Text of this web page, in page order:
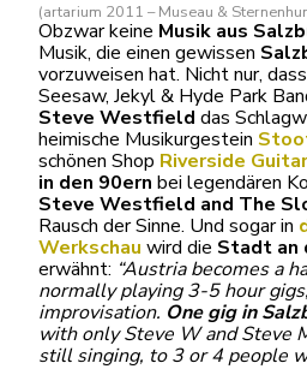
(artarium 2011 – Museau &
Obzwar keine Musik aus
Musik, die einen gewissen
vorzuweisen hat. Nicht nur, dass
Seesaw, Jekyl & Hyde Park
Steve Westfield das
heimische Musikurgestein
schönen Shop Riverside
in den 90ern bei legendären
Steve Westfield and The
Rausch der Sinne. Und sogar in
Werkschau wird die Stadt an
erwähnt: “Austria becomes a
normally playing 3-5 hour
improvisation. One gig in
with only Steve W and Steve
still singing, to 3 or 4 people